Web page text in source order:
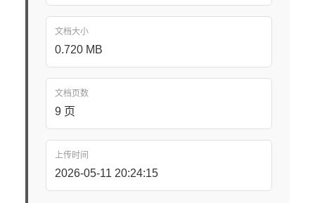
文档大小
0.720 MB
文档页数
9 页
上传时间
2026-05-11 20:24:15